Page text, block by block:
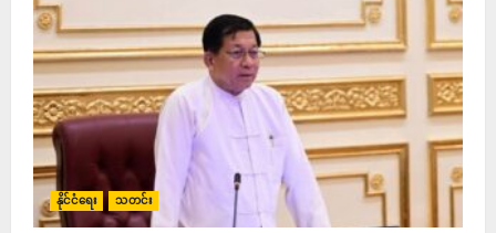
နိုင်ငံရေး သတင်း